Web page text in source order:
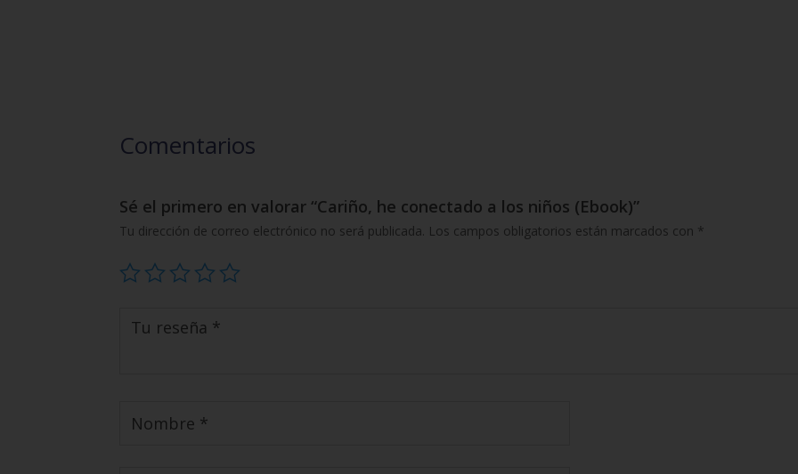
Comentarios
Sé el primero en valorar “Cariño, he conectado a los niños (Ebook)”
Tu dirección de correo electrónico no será publicada. Los campos obligatorios están marcados con *